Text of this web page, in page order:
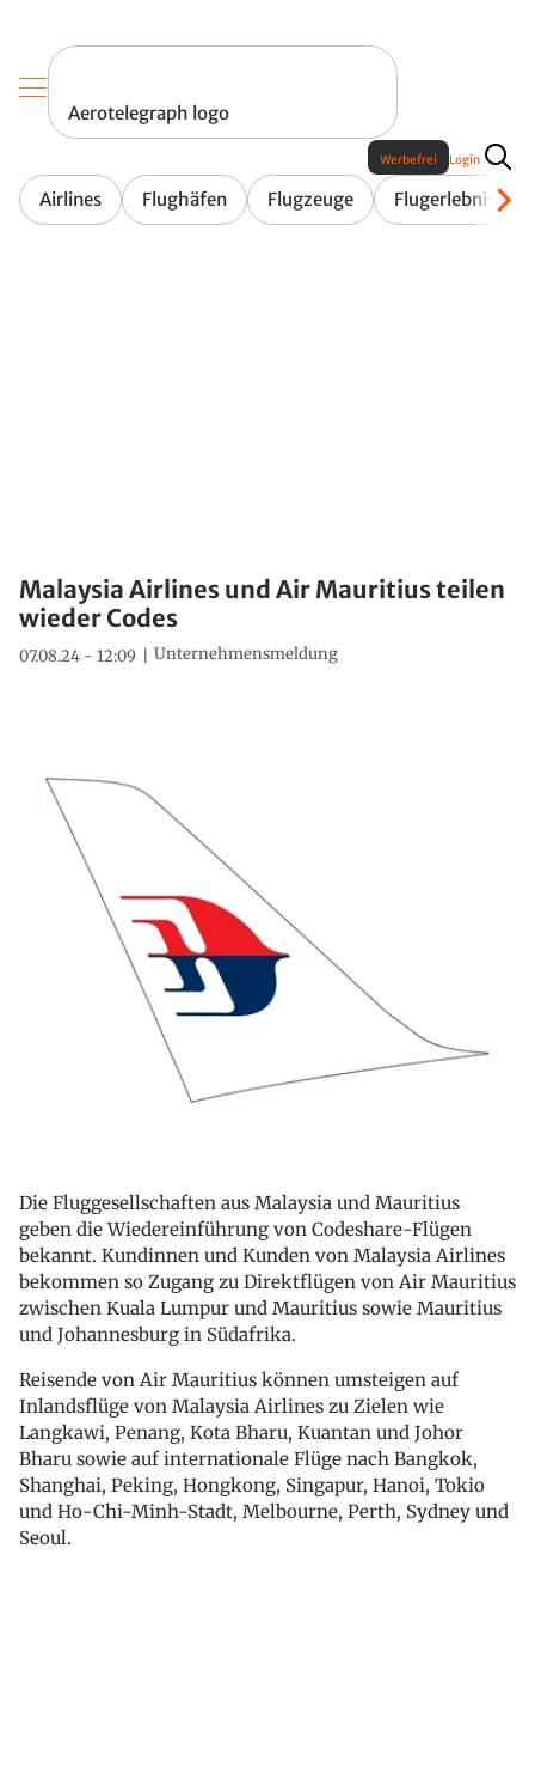
Aerotelegraph logo
Airlines Flughäfen Flugzeuge Flugerlebnis
Werbefrei Login
Malaysia Airlines und Air Mauritius teilen
wieder Codes
07.08.24 - 12:09 Unternehmensmeldung
Die Fluggesellschaften aus Malaysia und Mauritius
geben die Wiedereinführung von Codeshare-Flügen
bekannt. Kundinnen und Kunden von Malaysia Airlines
bekommen so Zugang zu Direktflügen von Air Mauritius
zwischen Kuala Lumpur und Mauritius sowie Mauritius
und Johannesburg in Südafrika.
Reisende von Air Mauritius können umsteigen auf
Inlandsflüge von Malaysia Airlines zu Zielen wie
Langkawi, Penang, Kota Bharu, Kuantan und Johor
Bharu sowie auf internationale Flüge nach Bangkok,
Shanghai, Peking, Hongkong, Singapur, Hanoi, Tokio
und Ho-Chi-Minh-Stadt, Melbourne, Perth, Sydney und
Seoul.